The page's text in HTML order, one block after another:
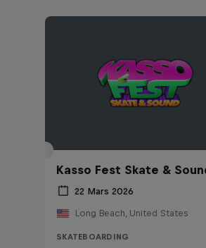
Kasso Fest Skate &
22 Mars 2026
Long Beach, United States
SKATEBOARDING